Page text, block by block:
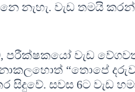
නැහැ. වැඩ තමයි
වැඩ
“තොපේ
සවස 6ට වැඩ